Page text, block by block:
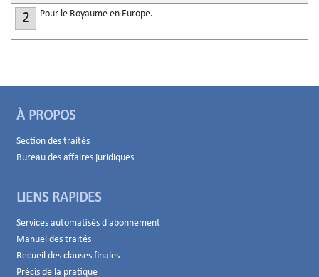
2 Pour le Royaume en Europe.
À PROPOS
Section des traités
Bureau des affaires juridiques
LIENS RAPIDES
Services automatisés d'abonnement
Manuel des traités
Recueil des clauses finales
Précis de la pratique